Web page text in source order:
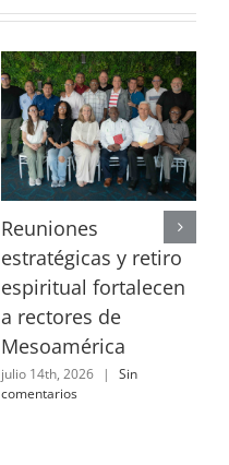
Reuniones
estratégicas y retiro
espiritual fortalecen
a rectores de
Mesoamérica
julio 14th, 2026 |
Sin
comentarios